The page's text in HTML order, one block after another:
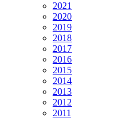
2021
2020
2019
2018
2017
2016
2015
2014
2013
2012
2011